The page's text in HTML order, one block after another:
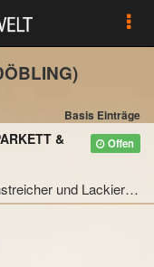
Basis Einträge
Offen
&
Bodenbelag | Farbe und Lack | Maler, Anstreicher und Lackierer | Parkettboden